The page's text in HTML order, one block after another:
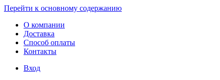
Перейти к основному содержанию
О компании
Доставка
Способ оплаты
Контакты
Вход